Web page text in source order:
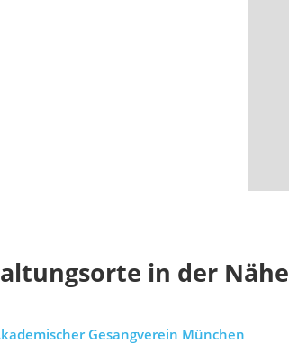
in der Nähe
Gesangverein München